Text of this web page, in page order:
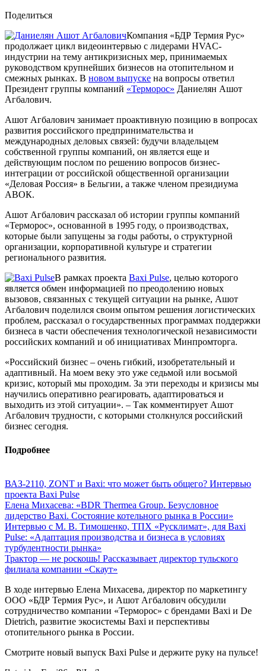
Поделиться
Компания «БДР Термия Рус»
продолжает цикл видеоинтервью с лидерами HVAC-
индустрии на тему антикризисных мер, принимаемых
руководством крупнейших бизнесов на отопительном и
смежных рынках. В новом выпуске на вопросы ответил
Президент группы компаний «Терморос» Даниелян Ашот
Агбалович.
Ашот Агбалович занимает проактивную позицию в вопросах
развития российского предпринимательства и
международных деловых связей: будучи владельцем
собственной группы компаний, он является еще и
действующим послом по решению вопросов бизнес-
интеграции от российской общественной организации
«Деловая Россия» в Бельгии, а также членом президиума
АВОК.
Ашот Агбалович рассказал об истории группы компаний
«Терморос», основанной в 1995 году, о производствах,
которые были запущены за годы работы, о структурной
организации, корпоративной культуре и стратегии
регионального развития.
В рамках проекта Baxi Pulse, целью которого
является обмен информацией по преодолению новых
вызовов, связанных с текущей ситуации на рынке, Ашот
Агбалович поделился своим опытом решения логистических
проблем, рассказал о государственных программах поддержки
бизнеса в части обеспечения технологической независимости
российских компаний и об инициативах Минпромторга.
«Российский бизнес – очень гибкий, изобретательный и
адаптивный. На моем веку это уже седьмой или восьмой
кризис, который мы проходим. За эти переходы и кризисы мы
научились оперативно реагировать, адаптироваться и
выходить из этой ситуации». – Так комментирует Ашот
Агбалович трудности, с которыми столкнулся российский
бизнес сегодня.
Подробнее
ВАЗ-2110, ZONT и Baxi: что может быть общего? Интервью
проекта Baxi Pulse
Елена Михасева: «BDR Thermea Group. Безусловное
лидерство Baxi. Состояние котельного рынка в России»
Интервью с М. В. Тимошенко, ТПХ «Русклимат», для Baxi
Pulse: «Адаптация производства и бизнеса в условиях
турбулентности рынка»
Трактор — не роскошь! Рассказывает директор тульского
филиала компании «Скаут»
В ходе интервью Елена Михасева, директор по маркетингу
ООО «БДР Термия Рус», и Ашот Агбалович обсудили
сотрудничество компании «Терморос» с брендами Baxi и De
Dietrich, развитие экосистемы Baxi и перспективы
отопительного рынка в России.
Смотрите новый выпуск Baxi Pulse и держите руку на пульсе!